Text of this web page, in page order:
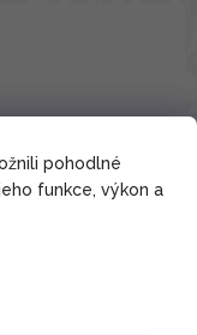
pohodlné
funkce, výkon a